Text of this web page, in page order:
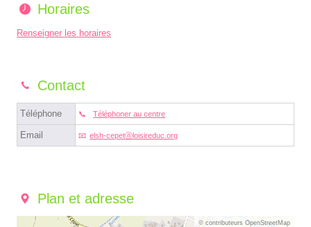
Horaires
Renseigner les horaires
Contact
Téléphone Téléphoner au centre
Email elsh-cepetⓐloisireduc.org
Plan et adresse
© contributeurs OpenStreetMap